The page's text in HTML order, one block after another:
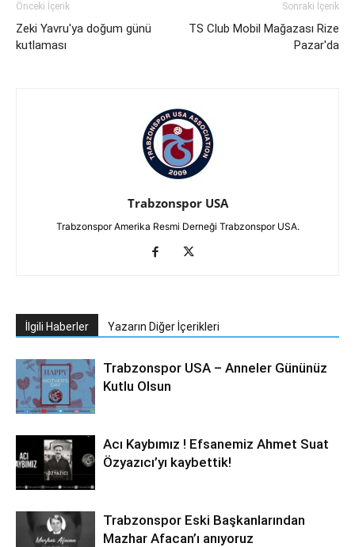
Önceki İçerik
Zeki Yavru'ya doğum günü
kutlaması
Sonraki İçerik
TS Club Mobil Mağazası Rize
Pazar'da
Trabzonspor USA
Trabzonspor Amerika Resmi Derneği Trabzonspor USA.
İlgili Haberler Yazarın Diğer İçerikleri
Trabzonspor USA – Anneler Gününüz
Kutlu Olsun
Acı Kaybımız ! Efsanemiz Ahmet Suat
Özyazıcı’yı kaybettik!
Trabzonspor Eski Başkanlarından
Mazhar Afacan’ı anıyoruz